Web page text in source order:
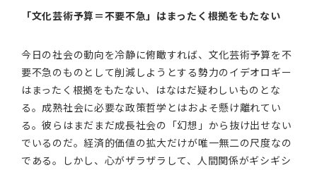
「文化芸術予算＝不要不急」はまったく根拠をもたない
今日の社会の動向を冷静に俯瞰すれば、文化芸術予算を不
要不急のものとして削減しようとする勢力のイデオロギー
はまったく根拠をもたない、はなはだ疑わしいものとな
る。成熟社会に必要な政策哲学とはおよそ懸け離れてい
る。彼らはまだまだ成長社会の「幻想」から抜け出せない
でいるのだ。経済的価値の拡大だけが唯一無二の尺度なの
である。しかし、心がザラザラして、人間関係がギシギシ